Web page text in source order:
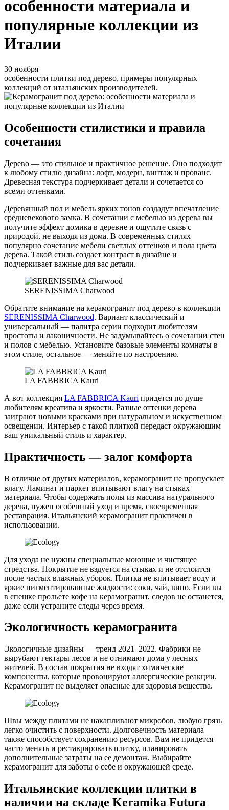
особенности материала и
популярные коллекции из
Италии
30 ноября
особенности плитки под дерево, примеры популярных
коллекций от итальянских производителей.
Особенности стилистики и правила
сочетания
Дерево — это стильное и практичное решение. Оно подходит
к любому стилю дизайна: лофт, модерн, винтаж и прованс.
Древесная текстура подчеркивает детали и сочетается со
всеми оттенками.
Деревянный пол и мебель ярких тонов создадут впечатление
средневекового замка. В сочетании с мебелью из дерева вы
получите эффект домика в деревне и ощутите связь с
природой, не выходя из дома. В современных стилях
популярно сочетание мебели светлых оттенков и пола цвета
дерева. Такой стиль создает контраст в дизайне и
подчеркивает важные для вас детали.
SERENISSIMA Charwood
Обратите внимание на керамогранит под дерево в коллекции
SERENISSIMA Charwood. Вариант классический и
универсальный — палитра серии подходит любителям
простоты и лаконичности. Не задумывайтесь о сочетании стен
и полов с мебелью. Установите базовые элементы комнаты в
этом стиле, остальное — меняйте по настроению.
LA FABBRICA Kauri
А вот коллекция LA FABBRICA Kauri придется по душе
любителям креатива и яркости. Разные оттенки дерева
заиграют новыми красками при натуральном и искуственном
освещении. Интерьер с такой плиткой передаст окружающим
ваш уникальный стиль и характер.
Практичность — залог комфорта
В отличие от других материалов, керамогранит не пропускает
влагу. Ламинат и паркет впитывают влагу на стыках
материала. Чтобы содержать полы из массива натурального
дерева, нужен особенный уход и время, своевременная
реставрация. Итальянский керамогранит практичен в
использовании.
Для ухода не нужны специальные моющие и чистящее
стредства. Покрытие не вздуется на стыках и не отслоится
после частых влажных уборок. Плитка не впитывает воду и
яркие пигментированные жидкости: соки, чай, вино. Если вы
в спешке прольете кофе на керамогранит, следов не останется,
даже если устраните следы через время.
Экологичность керамогранита
Экологичные дизайны — тренд 2021–2022. Фабрики не
вырубают гектары лесов и не отнимают дома у лесных
жителей. В состав покрытия не входят химические
компоненты, которые провоцируют аллергические реакции.
Керамогранит не выделяет опасные для здоровья вещества.
Швы между плитами не накапливают микробов, любую грязь
легко очистить с поверхности. Долговечность материала
также способствует сохранению ресурсов. Вам не придется
часто менять и реставрировать плитку, планировать
дополнительные затраты на ее демонтаж. Выбирайте
керамогранит для заботы о себе и окружающей среде.
Итальянские коллекции плитки в
наличии на складе Keramika Futura